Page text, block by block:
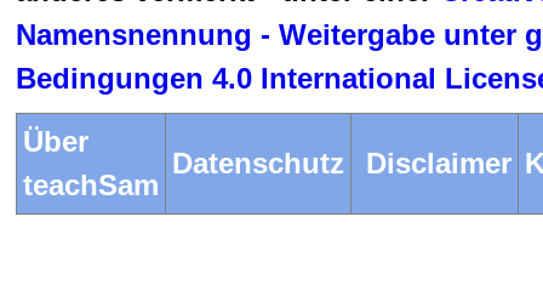
Namensnennung - Weitergabe unter
Bedingungen 4.0 International
Über
teachSam
Datenschutz Disclaimer